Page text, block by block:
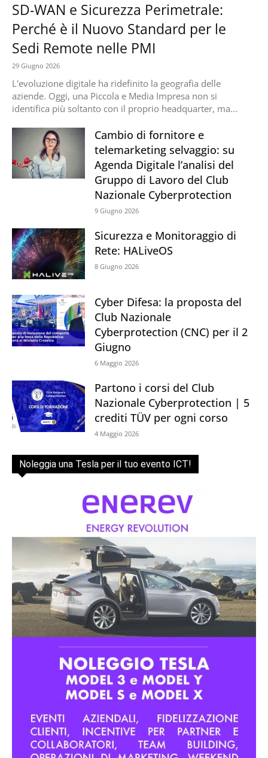
SD-WAN e Sicurezza Perimetrale:
Perché è il Nuovo Standard per le
Sedi Remote nelle PMI
29 Giugno 2026
L'evoluzione digitale ha ridefinito la geografia delle
aziende. Oggi, una Piccola e Media Impresa non si
identifica più soltanto con il proprio headquarter, ma...
Cambio di fornitore e
telemarketing selvaggio: su
Agenda Digitale l’analisi del
Gruppo di Lavoro del Club
Nazionale Cyberprotection
9 Giugno 2026
Sicurezza e Monitoraggio di
Rete: HALiveOS
8 Giugno 2026
Cyber Difesa: la proposta del
Club Nazionale
Cyberprotection (CNC) per il 2
Giugno
6 Maggio 2026
Partono i corsi del Club
Nazionale Cyberprotection | 5
crediti TÜV per ogni corso
4 Maggio 2026
Noleggia una Tesla per il tuo evento ICT!